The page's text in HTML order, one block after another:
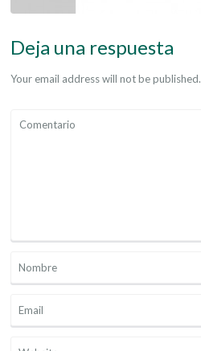
Deja una respuesta
Your email address will not be published.